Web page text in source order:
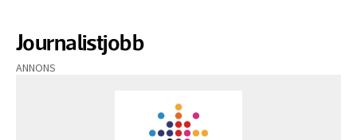
Journalistjobb
ANNONS